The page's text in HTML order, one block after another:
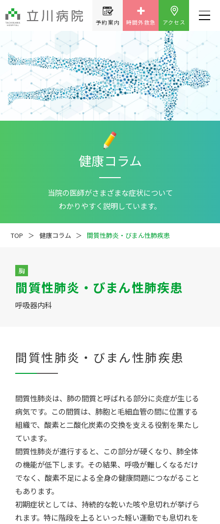
疾患解説 専門医ファイル
予約案内 時間外救急 アクセス
健康コラム
当院の医師がさまざまな症状について
わかりやすく説明しています。
TOP 健康コラム 間質性肺炎・びまん性肺疾患
胸
間質性肺炎・びまん性肺疾患
呼吸器内科
間質性肺炎・びまん性肺疾患
間質性肺炎は、肺の間質と呼ばれる部分に炎症が生じる
病気です。この間質は、肺胞と毛細血管の間に位置する
組織で、酸素と二酸化炭素の交換を支える役割を果たし
ています。
間質性肺炎が進行すると、この部分が硬くなり、肺全体
の機能が低下します。その結果、呼吸が難しくなるだけ
でなく、酸素不足による全身の健康問題につながること
もあります。
初期症状としては、持続的な乾いた咳や息切れが挙げら
れます。特に階段を上るといった軽い運動でも息切れを